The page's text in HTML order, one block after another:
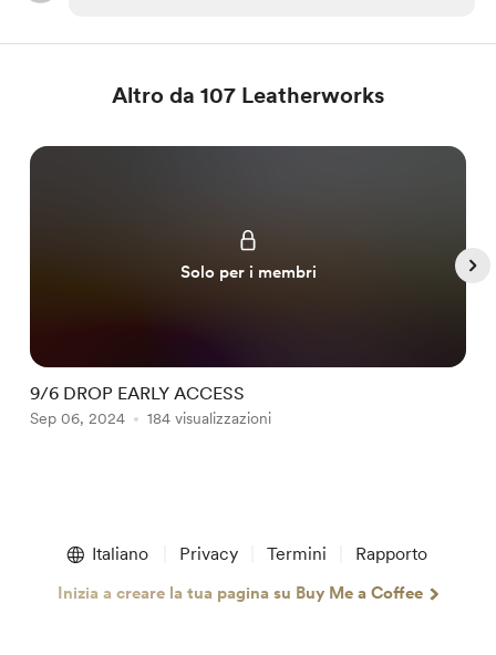
Altro da 107 Leatherworks
Solo per i membri
9/6 DROP EARLY ACCESS
Sep 06, 2024 184 visualizzazioni
Italiano Privacy Termini Rapporto
Inizia a creare la tua pagina su Buy Me a Coffee